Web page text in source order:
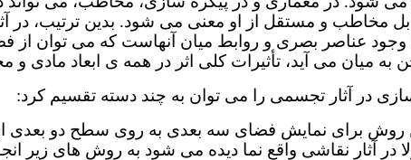
مخاطب و مستقل از او معنی می شود. بدین ترتیب،
با وجود عناصر بصری و روابط میان آنهاست که می
به میان می آید، تأثیرات کلی اثر در همه ی ابعاد مادی
در آثار تجسمی را می توان به چند دسته تقسیم کرد:
روش برای نمایش فضای سه بعدی به روی سطح دو بعدی
در آثار نقاشی واقع نما دیده می شود به روش های زیر